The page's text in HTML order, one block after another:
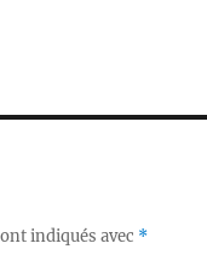
indiqués avec *